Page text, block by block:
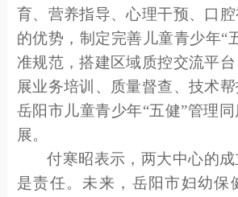
育、营养指导、心理干预、口
的优势，制定完善 儿童青少年“
准规范，搭建区域质控交流平
展业务培训、质量督查、技术
岳阳市儿童青少年“五健”管理
展。
付寒昭表示，两大中心的
是责任。未来， 岳阳市妇幼保